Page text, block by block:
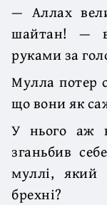
— Аллах
шайтан! —
руками за
Мулла потер
що вони як
У нього аж
зганьбив
муллі, який
брехні?